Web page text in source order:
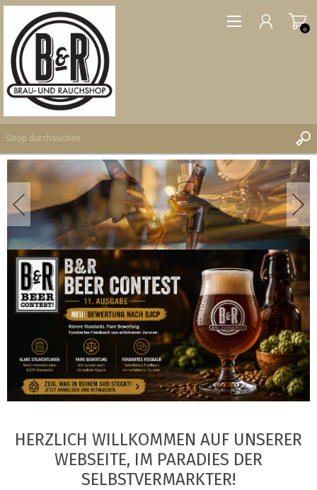
REGISTRIERUNG
ANMELDEN
WUNSCHLISTE
0
0
HERZLICH WILLKOMMEN AUF UNSERER
WEBSEITE, IM PARADIES DER
SELBSTVERMARKTER!